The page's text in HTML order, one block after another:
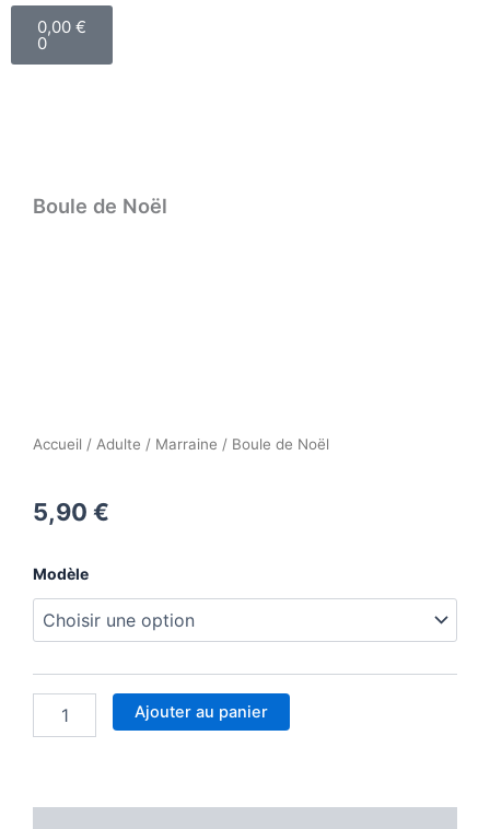
0,00 €
0
Panier
Boule de Noël
Accueil / Adulte / Marraine / Boule de Noël
5,90 €
Modèle
quantité
Boule
Ajouter au panier